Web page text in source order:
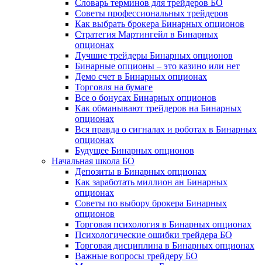
Словарь терминов для трейдеров БО
Советы профессиональных трейдеров
Как выбрать брокера Бинарных опционов
Стратегия Мартингейл в Бинарных
опционах
Лучшие трейдеры Бинарных опционов
Бинарные опционы – это казино или нет
Демо счет в Бинарных опционах
Торговля на бумаге
Все о бонусах Бинарных опционов
Как обманывают трейдеров на Бинарных
опционах
Вся правда о сигналах и роботах в Бинарных
опционах
Будущее Бинарных опционов
Начальная школа БО
Депозиты в Бинарных опционах
Как заработать миллион ан Бинарных
опционах
Советы по выбору брокера Бинарных
опционов
Торговая психология в Бинарных опционах
Психологические ошибки трейдера БО
Торговая дисциплина в Бинарных опционах
Важные вопросы трейдеру БО